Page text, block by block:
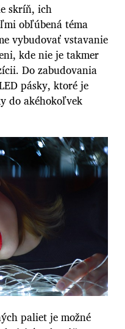
skríň, ich
obľúbená téma
vybudovať vstavanie
kde nie je takmer
Do zabudovania
pásky, ktoré je
do akéhokoľvek
paliet je možné